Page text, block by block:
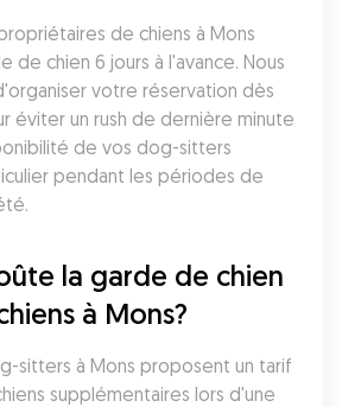
de chiens à Mons
de chien 6 jours à l'avance. Nous
votre réservation dès
éviter un rush de dernière minute
de vos dog-sitters
pendant les périodes de
la garde de chien
à Mons?
sitters à Mons proposent un tarif
supplémentaires lors d'une